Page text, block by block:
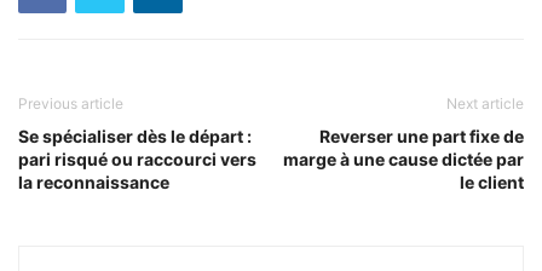
Previous article
Se spécialiser dès le départ :
pari risqué ou raccourci vers
la reconnaissance
Next article
Reverser une part fixe de
marge à une cause dictée par
le client